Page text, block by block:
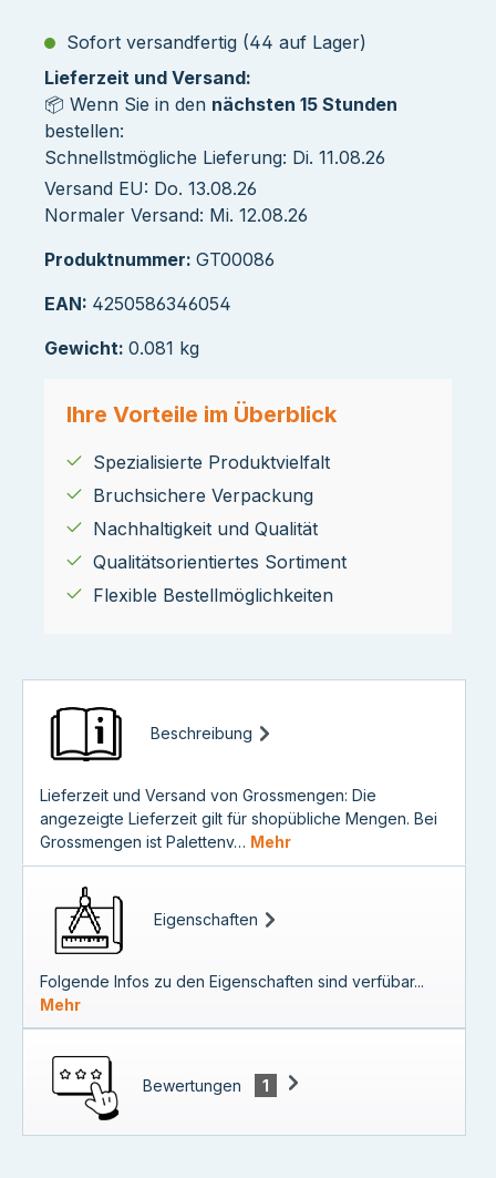
Sofort versandfertig (44 auf Lager)
Lieferzeit und Versand:
📦 Wenn Sie in den nächsten 15 Stunden
bestellen:
Schnellstmögliche Lieferung: Di. 11.08.26
Versand EU: Do. 13.08.26
Normaler Versand: Mi. 12.08.26
Produktnummer: GT00086
EAN: 4250586346054
Gewicht: 0.081 kg
Ihre Vorteile im Überblick
Spezialisierte Produktvielfalt
Bruchsichere Verpackung
Nachhaltigkeit und Qualität
Qualitätsorientiertes Sortiment
Flexible Bestellmöglichkeiten
Beschreibung
Lieferzeit und Versand von Grossmengen: Die
angezeigte Lieferzeit gilt für shopübliche Mengen. Bei
Grossmengen ist Palettenv… Mehr
Eigenschaften
Folgende Infos zu den Eigenschaften sind verfübar...
Mehr
Bewertungen 1